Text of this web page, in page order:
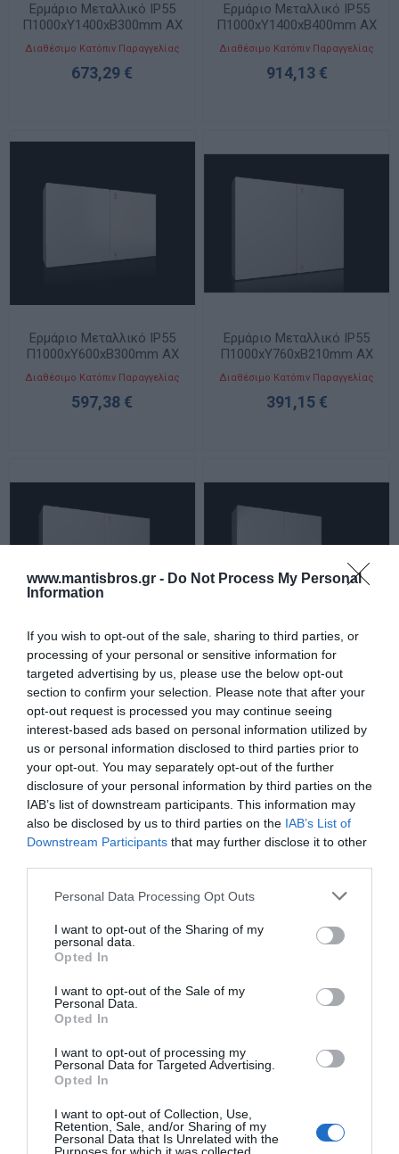
www.mantisbros.gr - Do Not Process My Personal
Information
If you wish to opt-out of the sale, sharing to third parties, or
processing of your personal or sensitive information for
targeted advertising by us, please use the below opt-out
section to confirm your selection. Please note that after your
opt-out request is processed you may continue seeing
interest-based ads based on personal information utilized by
us or personal information disclosed to third parties prior to
your opt-out. You may separately opt-out of the further
disclosure of your personal information by third parties on the
IAB’s list of downstream participants. This information may
also be disclosed by us to third parties on the IAB’s List of
Downstream Participants that may further disclose it to other
Please note that this website/app uses one or more Google
not limited to your visit or usage behaviour. You may click to
grant or deny consent to Google and its third-party tags to
use your data for below specified purposes in below Google
consent section.
Personal Data Processing Opt Outs
I want to opt-out of the Sharing of my
personal data.
Opted In
I want to opt-out of the Sale of my
Personal Data.
Opted In
I want to opt-out of processing my
Personal Data for Targeted Advertising.
Opted In
I want to opt-out of Collection, Use,
Retention, Sale, and/or Sharing of my
Personal Data that Is Unrelated with the
Ερμάριο Μεταλλικό IP55
Π1000xΥ1400xΒ300mm AX
με Δύο Πόρτες
Διαθέσιμο Κατόπιν Παραγγελίας
673,29 €
Ερμάριο Μεταλλικό IP55
Π1000xΥ1400xΒ400mm AX
με Δύο Πόρτες
Διαθέσιμο Κατόπιν Παραγγελίας
914,13 €
Ερμάριο Μεταλλικό IP55
Π1000xΥ600xΒ300mm AX
με Δύο Πόρτες
Διαθέσιμο Κατόπιν Παραγγελίας
597,38 €
Ερμάριο Μεταλλικό IP55
Π1000xΥ760xΒ210mm AX
με Δύο Πόρτες
Διαθέσιμο Κατόπιν Παραγγελίας
391,15 €
Ερμάριο Μεταλλικό IP55
Π1000xΥ760xΒ300mm AX
με Δύο Πόρτες
Διαθέσιμο Κατόπιν Παραγγελίας
434,98 €
Ερμάριο Μεταλλικό IP55
Π1200xΥ1200xΒ400mm AX
με Δύο Πόρτες
Διαθέσιμο Κατόπιν Παραγγελίας
817,91 €
Ερμάριο Μεταλλικό IP55
Π1200xΥ400xΒ300mm AX
με Δύο Πόρτες
634,95 €
Ερμάριο Μεταλλικό IP55
Π1200xΥ600xΒ300mm AX
680,03 €